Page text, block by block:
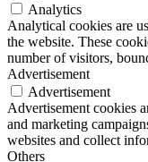
Analytics
Analytical cookies are
the website. These
number of visitors,
Advertisement
Advertisement
Advertisement cookies
and marketing
websites and collect
Others